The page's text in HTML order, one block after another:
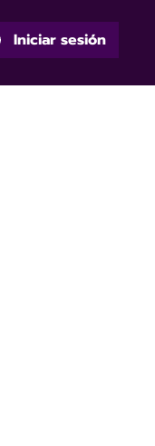
Iniciar sesión